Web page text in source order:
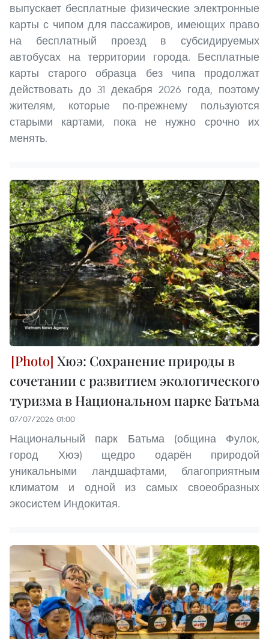
выпускает бесплатные физические электронные
карты с чипом для пассажиров, имеющих право
на бесплатный проезд в субсидируемых
автобусах на территории города. Бесплатные
карты старого образца без чипа продолжат
действовать до 31 декабря 2026 года, поэтому
жителям, которые по-прежнему пользуются
старыми картами, пока не нужно срочно их
менять.
Хюэ: Сохранение природы в
сочетании с развитием экологического
туризма в Национальном парке Батьма
07/07/2026 01:00
Национальный парк Батьма (община Фулок,
город Хюэ) щедро одарён природой
уникальными ландшафтами, благоприятным
климатом и одной из самых своеобразных
экосистем Индокитая.